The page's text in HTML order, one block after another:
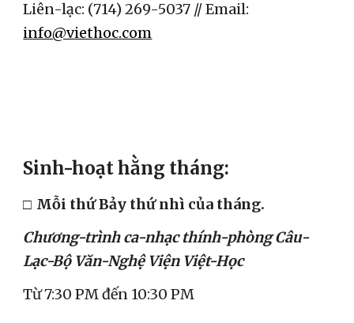
info@viethoc.com
Sinh-hoạt hằng tháng:
□ Mỗi thứ Bảy thứ nhì của tháng.
Chương-trình ca-nhạc thính-phòng Câu-
Lạc-Bộ Văn-Nghệ Viện Việt-Học
Từ 7:30 PM đến 10:30 PM